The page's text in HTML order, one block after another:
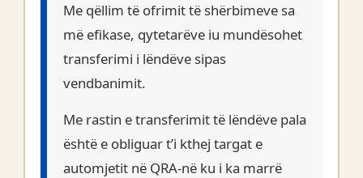
Me qëllim të ofrimit të shërbimeve sa
më efikase, qytetarëve iu mundësohet
transferimi i lëndëve sipas
vendbanimit.
Me rastin e transferimit të lëndëve pala
është e obliguar t’i kthej targat e
automjetit në QRA-në ku i ka marrë